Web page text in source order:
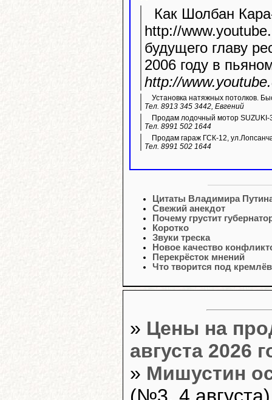
Как Шолбан
http://www.youtube.com/
будущего главу
2006 году в
http://
Установка натяжных потолков.
Тел. 8913 345 3442, Евгений
Продам лодочный мотор SUZUKI-
Тел. 8991 502 1644
Продам гараж ГСК-12,
Тел. 8991 502 1644
Цитаты Владимира
Свежий анекдот
Почему грустит
Коротко
Звуки треска
Новое качество
Перекрёсток мнений
Что творится под
» Цены на
августа 2026
» Мишустин
(№3, 4 августа)